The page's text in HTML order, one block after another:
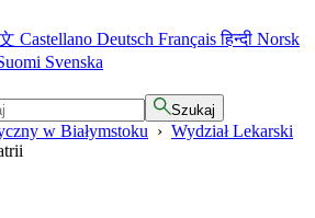
Castellano Deutsch Françaisहिन्दी Norsk
Svenska
Szukaj
w Białymstoku › Wydział Lekarski